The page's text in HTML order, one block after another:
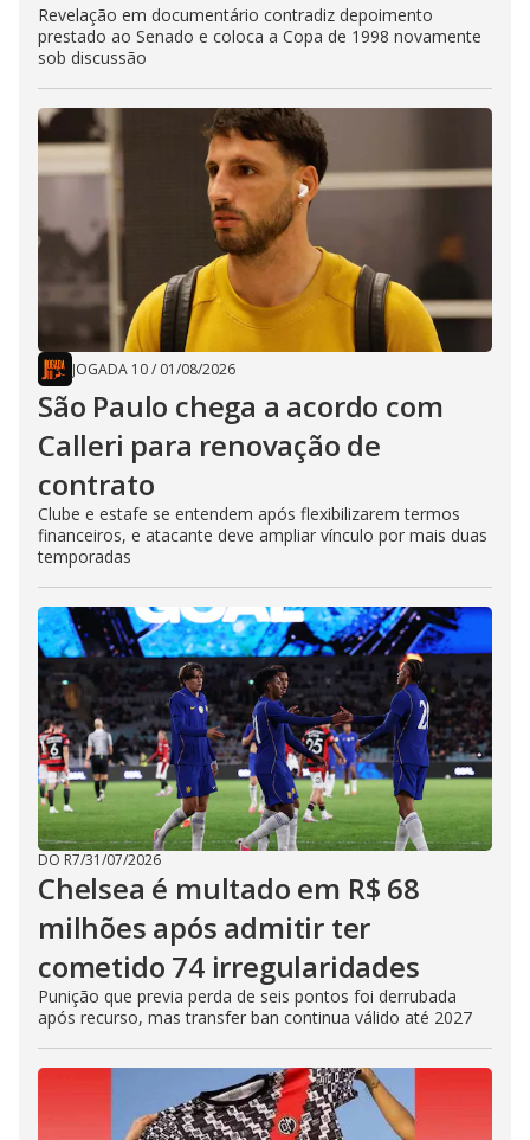
Revelação em documentário contradiz depoimento
prestado ao Senado e coloca a Copa de 1998 novamente
sob discussão
JOGADA 10/ 01/08/2026
São Paulo chega a acordo com
Calleri para renovação de
contrato
Clube e estafe se entendem após flexibilizarem termos
financeiros, e atacante deve ampliar vínculo por mais duas
temporadas
DO R7/31/07/2026
Chelsea é multado em R$ 68
milhões após admitir ter
cometido 74 irregularidades
Punição que previa perda de seis pontos foi derrubada
após recurso, mas transfer ban continua válido até 2027